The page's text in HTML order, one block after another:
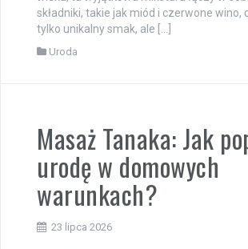
składniki, takie jak miód i czerwone wino,
tylko unikalny smak, ale […]
Uroda
Masaż Tanaka: Jak
urodę w domowych
warunkach?
23 lipca 2026